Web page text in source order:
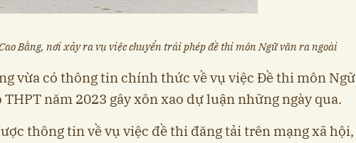
Bằng, nơi xảy ra vụ việc chuyển trái phép đề thi môn Ngữ văn ra ngoài
vừa có thông tin chính thức về vụ việc Đề thi môn Ngữ
năm 2023 gây xôn xao dự luận những ngày qua.
thông tin về vụ việc đề thi đăng tải trên mạng xã hội,